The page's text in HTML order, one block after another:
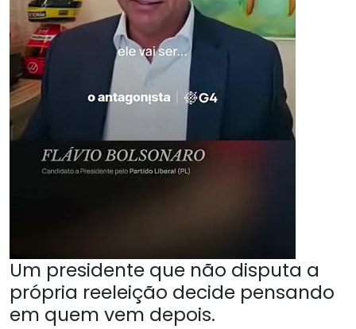
Um presidente que não disputa a
própria reeleição decide pensando
em quem vem depois.